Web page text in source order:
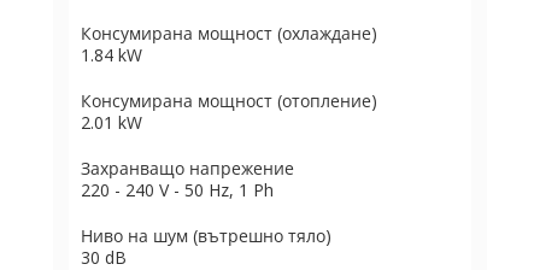
Консумирана мощност (охлаждане)
1.84 kW
Консумирана мощност (отопление)
2.01 kW
Захранващо напрежение
220 - 240 V - 50 Hz, 1 Ph
Ниво на шум (вътрешно тяло)
30 dB